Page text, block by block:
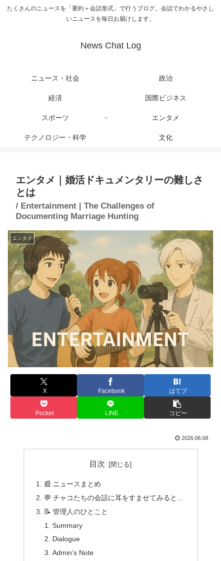
たくさんのニュースを「要約＋会話形式」で行うブログ。会話でわかるやさし
いニュースを毎日お届けします。
News Chat Log
ニュース・社会 政治
経済 国際ビジネス
スポーツ エンタメ
テクノロジー・科学 文化
エンタメ｜婚活ドキュメンタリーの難しさ
とは
/ Entertainment | The Challenges of
Documenting Marriage Hunting
エンタメ
X Facebook はてブ
Pocket LINE コピー
2026.06.08
目次
📰 ニュースまとめ
💬 チャコたちの会話に耳をすませてみると…
📝 管理人のひとこと
Summary
Dialogue
Admin’s Note